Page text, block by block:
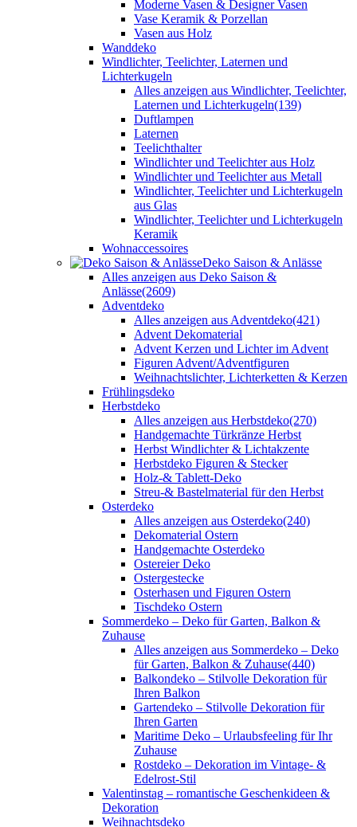
Moderne Vasen & Designer Vasen
Vase Keramik & Porzellan
Vasen aus Holz
Wanddeko
Windlichter, Teelichter, Laternen und
Lichterkugeln
Alles anzeigen aus Windlichter, Teelichter,
Laternen und Lichterkugeln(139)
Duftlampen
Laternen
Teelichthalter
Windlichter und Teelichter aus Holz
Windlichter und Teelichter aus Metall
Windlichter, Teelichter und Lichterkugeln
aus Glas
Windlichter, Teelichter und Lichterkugeln
Keramik
Wohnaccessoires
Deko Saison & Anlässe
Alles anzeigen aus Deko Saison &
Anlässe(2609)
Adventdeko
Alles anzeigen aus Adventdeko(421)
Advent Dekomaterial
Advent Kerzen und Lichter im Advent
Figuren Advent/Adventfiguren
Weihnachtslichter, Lichterketten & Kerzen
Frühlingsdeko
Herbstdeko
Alles anzeigen aus Herbstdeko(270)
Handgemachte Türkränze Herbst
Herbst Windlichter & Lichtakzente
Herbstdeko Figuren & Stecker
Holz-& Tablett-Deko
Streu-& Bastelmaterial für den Herbst
Osterdeko
Alles anzeigen aus Osterdeko(240)
Dekomaterial Ostern
Handgemachte Osterdeko
Ostereier Deko
Ostergestecke
Osterhasen und Figuren Ostern
Tischdeko Ostern
Sommerdeko – Deko für Garten, Balkon &
Zuhause
Alles anzeigen aus Sommerdeko – Deko
für Garten, Balkon & Zuhause(440)
Balkondeko – Stilvolle Dekoration für
Ihren Balkon
Gartendeko – Stilvolle Dekoration für
Ihren Garten
Maritime Deko – Urlaubsfeeling für Ihr
Zuhause
Rostdeko – Dekoration im Vintage- &
Edelrost-Stil
Valentinstag – romantische Geschenkideen &
Dekoration
Weihnachtsdeko